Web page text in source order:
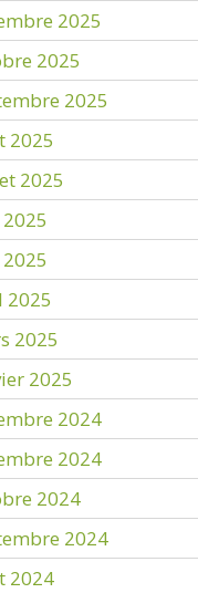
2025
2025
2025
2025
2025
2025
2025
2025
2024
2024
2024
2024
2024